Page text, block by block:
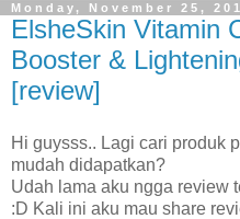
Monday, November 25,
ElsheSkin Vitamin
Booster &
[review]
Hi guysss.. Lagi cari produk
mudah didapatkan?
Udah lama aku ngga review
:D Kali ini aku mau share